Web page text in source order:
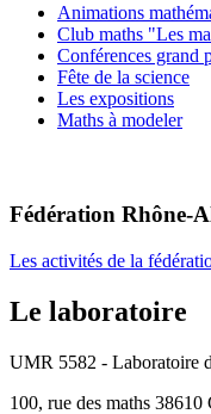
Animations
Club maths "Les
Conférences
Fête de la science
Les expositions
Maths à modeler
Fédération Rhône-
Les activités de la
Le laboratoire
UMR 5582 - Laboratoire
100, rue des maths 38610